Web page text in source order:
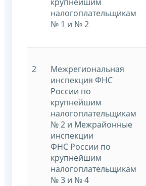
налогоплательщикам
№ 1 и № 2
2
Межрегиональная
инспекция ФНС
России по
крупнейшим
налогоплательщикам
№ 2 и Межрайонные
инспекции
ФНС России по
крупнейшим
налогоплательщикам
№ 3 и № 4